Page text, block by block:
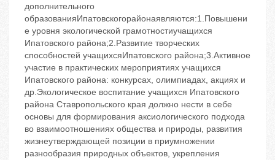
дополнительного
образованияИпатовскогорайонаявляются:1.Повышени
е уровня экологической грамотностиучащихся
Ипатовского района;2.Развитие творческих
способностей учащихсяИпатовского района;3.Активное
участие в практических мероприятиях учащихся
Ипатовского района: конкурсах, олимпиадах, акциях и
др.Экологическое воспитание учащихся Ипатовского
района Ставропольского края должно нести в себе
основы для формирования аксиологического подхода
во взаимоотношениях общества и природы, развития
жизнеутверждающей позиции в приумножении
разнообразия природных объектов, укрепления